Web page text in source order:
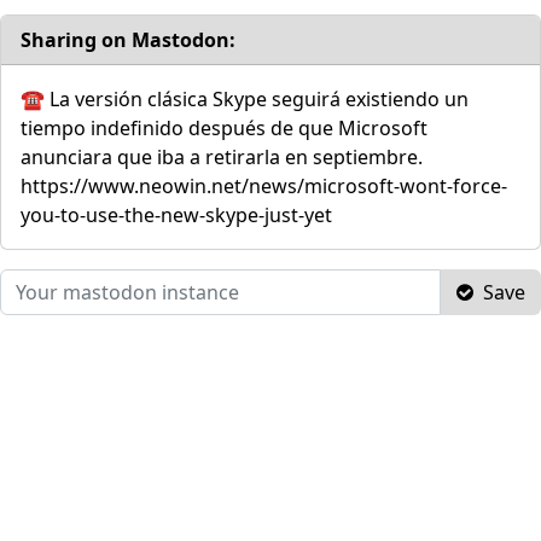
Sharing on Mastodon:
☎️ La versión clásica Skype seguirá existiendo un
tiempo indefinido después de que Microsoft
anunciara que iba a retirarla en septiembre.
https://www.neowin.net/news/microsoft-wont-force-
you-to-use-the-new-skype-just-yet
Save